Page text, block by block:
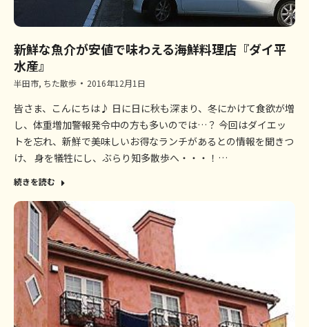
新鮮な魚介が安値で味わえる海鮮料理店『ダイ平
水産』
半田市, ちた散歩 2016年12月1日
皆さま、こんにちは♪ 日に日に秋も深まり、冬にかけて食欲が増
し、体重増加警報発令中の方も多いのでは…？ 今回はダイエッ
トを忘れ、新鮮で美味しいお得なランチがあるとの情報を聞きつ
け、 身を犠牲にし、ぶらり知多散歩へ・・・！…
続きを読む